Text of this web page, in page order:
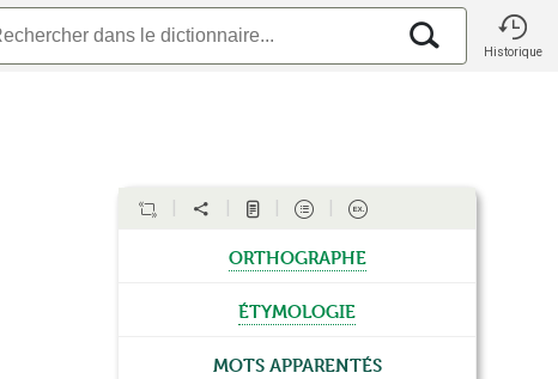
Historique
orthographe
étymologie
Mots apparentés